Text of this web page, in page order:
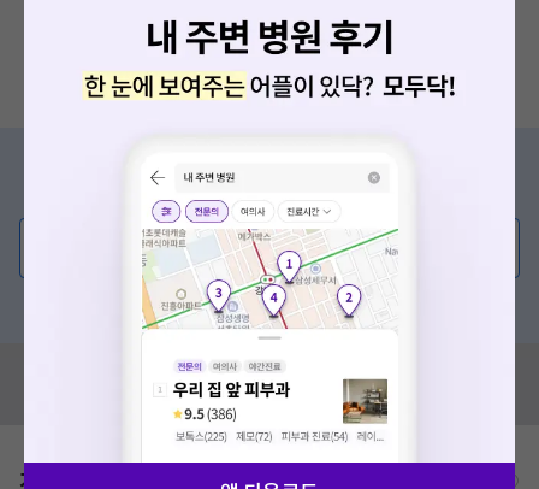
증상/치료, 궁금한 점이 있나요?
의사가 직접 답해드려요!
💬 무엇이든 물어보세요
혹은, 의료상담 서비스에 다양한 게시글 보러가기
혹시 잘못된 병원정보가 있나요?
모두닥 팀에 알려주세요!
가격표